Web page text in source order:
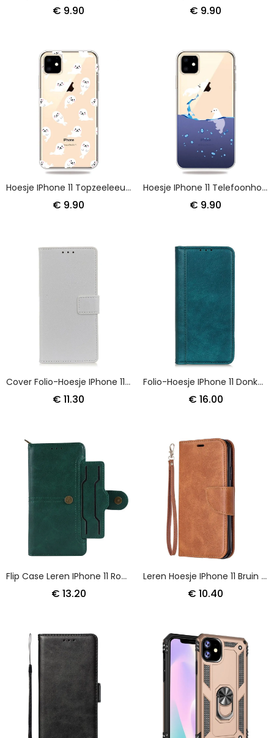
€ 9.90 € 9.90
Hoesje IPhone 11 Topzeeleeuwen
€ 9.90
Hoesje IPhone 11 Telefoonhoesje Zeespelen
€ 9.90
Cover Folio-Hoesje IPhone 11 Goud Zilver Telefoonhoesje Lychee Zichtbare Naden
€ 11.30
Folio-Hoesje IPhone 11 Donkerblauw Zwart Versie In Gekleurd Splitleder
€ 16.00
Flip Case Leren IPhone 11 Rood Zwart Multikaart Leereffect Met Riem
€ 13.20
Leren Hoesje IPhone 11 Bruin Telefoonhoesje Stijl Leren Riem
€ 10.40